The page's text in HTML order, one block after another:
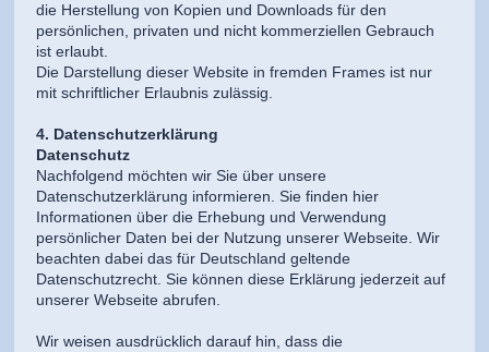
die Herstellung von Kopien und Downloads für den
persönlichen, privaten und nicht kommerziellen Gebrauch
ist erlaubt.
Die Darstellung dieser Website in fremden Frames ist nur
mit schriftlicher Erlaubnis zulässig.
4. Datenschutzerklärung
Datenschutz
Nachfolgend möchten wir Sie über unsere
Datenschutzerklärung informieren. Sie finden hier
Informationen über die Erhebung und Verwendung
persönlicher Daten bei der Nutzung unserer Webseite. Wir
beachten dabei das für Deutschland geltende
Datenschutzrecht. Sie können diese Erklärung jederzeit auf
unserer Webseite abrufen.
Wir weisen ausdrücklich darauf hin, dass die